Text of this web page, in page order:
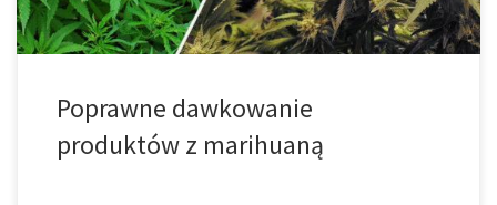
Poprawne dawkowanie
produktów z marihuaną